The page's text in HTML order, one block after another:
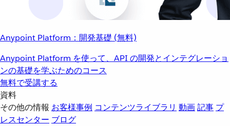
Anypoint Platform：開発基礎 (無料)
Anypoint Platform を使って、API の開発とインテグレーショ
ンの基礎を学ぶためのコース
無料で受講する
資料
その他の情報 お客様事例 コンテンツライブラリ 動画記事 プ
レスセンター ブログ